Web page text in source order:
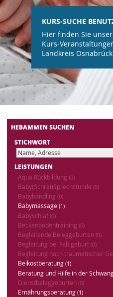
KURS-SUCHE
Hier finden Sie
Kurs-
Landkreis
HEBAMMEN SUCHEN
STICHWORT
LEISTUNGEN
Aqua Rückbildung (0)
Baby(Schrei)Sprechstunde (0)
Babyhandling (0)
Babymassage (1)
Babyschlaf (0)
Beckenbodentraining (0)
Begleitende Beleggeburten (0)
Begleitung bei Fehlgeburt (0)
Begleitung nach traumatischer
Beikostberatung (1)
Beratung und Hilfe in der
Dienstbeleggeburten (0)
Ernährungsberatung (1)